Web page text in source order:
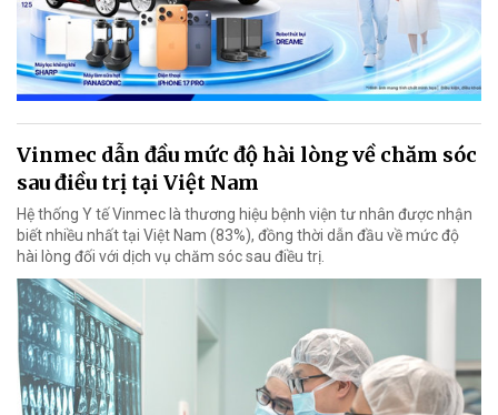
Vinmec dẫn đầu mức độ hài lòng về chăm sóc
sau điều trị tại Việt Nam
Hệ thống Y tế Vinmec là thương hiệu bệnh viện tư nhân được nhận
biết nhiều nhất tại Việt Nam (83%), đồng thời dẫn đầu về mức độ
hài lòng đối với dịch vụ chăm sóc sau điều trị.